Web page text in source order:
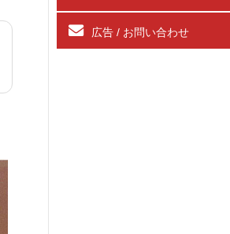
広告 / お問い合わせ